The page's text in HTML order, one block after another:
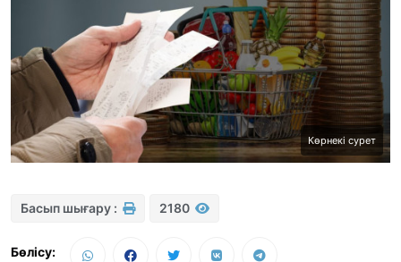
Көрнекі сурет
Басып шығару : 2180
Бөлісу: